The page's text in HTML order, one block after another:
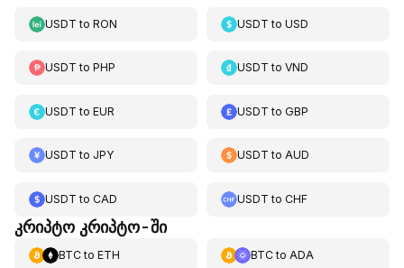
USDT to RON USDT toUSD
USDT to PHP USDT toVND
USDT to EUR USDT toGBP
USDT to JPY USDT toAUD
USDT to CAD USDT toCHF
კრიპტო კრიპტო-ში
BTCto ETH BTCto ADA